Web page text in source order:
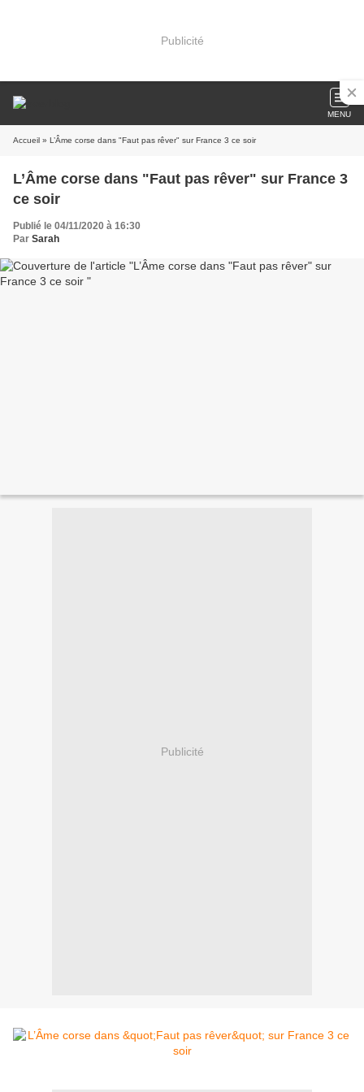
Publicité
MENU
Accueil » L’Âme corse dans "Faut pas rêver" sur France 3 ce soir
L’Âme corse dans "Faut pas rêver" sur France 3
ce soir
Publié le 04/11/2020 à 16:30
Par Sarah
Publicité